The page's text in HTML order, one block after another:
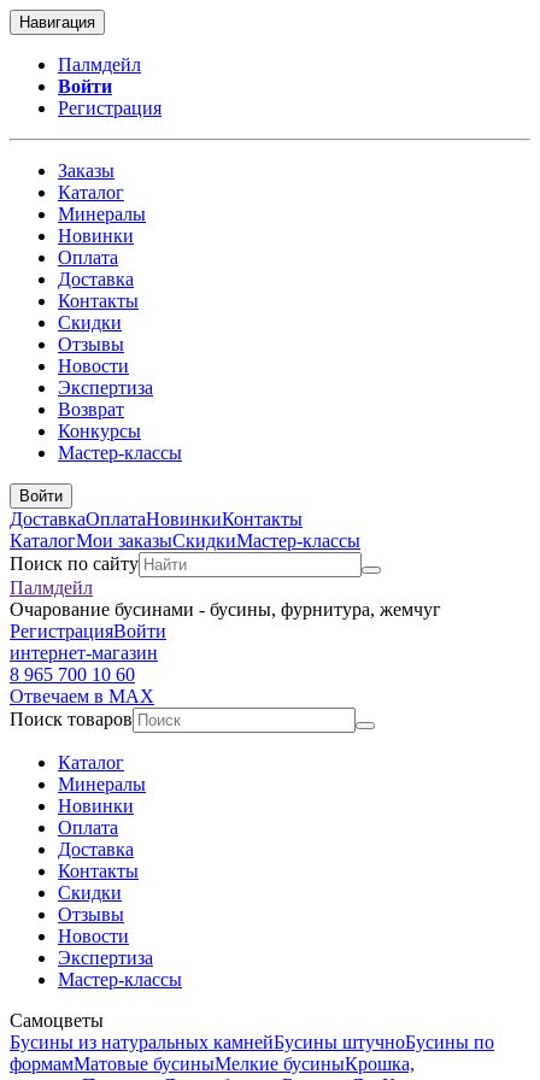
Навигация
Палмдейл
Войти
Регистрация
Заказы
Каталог
Минералы
Новинки
Оплата
Доставка
Контакты
Скидки
Отзывы
Новости
Экспертиза
Возврат
Конкурсы
Мастер-классы
Войти
ДоставкаОплатаНовинкиКонтакты
КаталогМои заказыСкидкиМастер-классы
Поиск по сайту
Палмдейл
Очарование бусинами - бусины, фурнитура, жемчуг
РегистрацияВойти
интернет-магазин
8 965 700 10 60
Отвечаем в MAX
Поиск товаров
Каталог
Минералы
Новинки
Оплата
Доставка
Контакты
Скидки
Отзывы
Новости
Экспертиза
Мастер-классы
Самоцветы
Бусины из натуральных камнейБусины штучноБусины по
формамМатовые бусиныМелкие бусиныКрошка,